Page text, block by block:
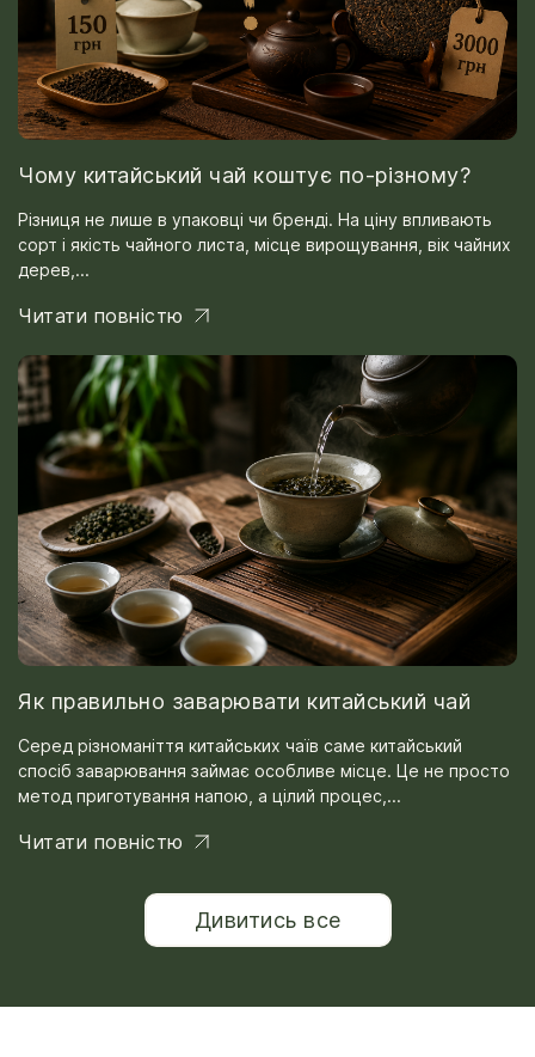
Чому китайський чай коштує по-різному?
Різниця не лише в упаковці чи бренді. На ціну впливають
сорт і якість чайного листа, місце вирощування, вік чайних
дерев,...
Читати повністю
Як правильно заварювати китайський чай
Серед різноманіття китайських чаїв саме китайський
спосіб заварювання займає особливе місце. Це не просто
метод приготування напою, а цілий процес,...
Читати повністю
Дивитись все